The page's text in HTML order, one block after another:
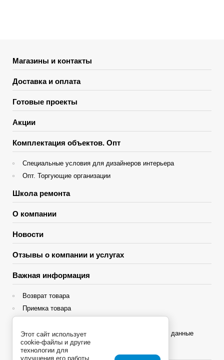
Магазины и контакты
Доставка и оплата
Готовые проекты
Акции
Комплектация объектов. Опт
Специальные условия для дизайнеров интерьера
Опт. Торгующие организации
Школа ремонта
О компании
Новости
Отзывы о компании и услугах
Важная информация
Возврат товара
Приемка товара
Политика конфиденциальности и персональные данные
Яндекс Сплит
Этот сайт использует
cookie-файлы и другие
технологии для
улучшения его работы.